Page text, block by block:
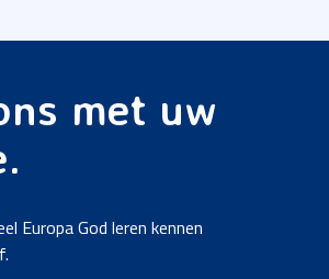
met uw
Europa God leren kennen